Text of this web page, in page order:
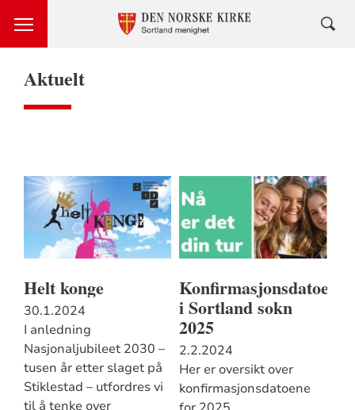
Aktuelt
Helt konge
30.1.2024
I anledning
Nasjonaljubileet 2030 –
tusen år etter slaget på
Stiklestad – utfordres vi
til å tenke over
Konfirmasjonsdatoer
i Sortland sokn
2025
2.2.2024
Her er oversikt over
konfirmasjonsdatoene